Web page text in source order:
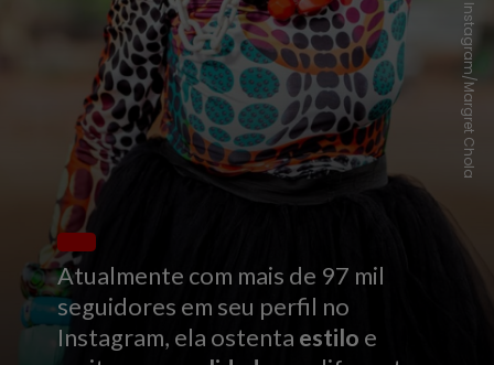
Atualmente com mais de 97 mil
seguidores em seu perfil no
Instagram, ela ostenta estilo e
Instagram/Margret Chola